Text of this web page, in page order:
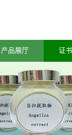
产品展厅 证